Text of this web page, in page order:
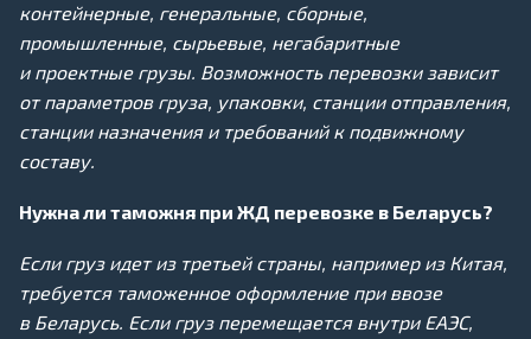
контейнерные, генеральные, сборные,
промышленные, сырьевые, негабаритные
и проектные грузы. Возможность перевозки зависит
от параметров груза, упаковки, станции отправления,
станции назначения и требований к подвижному
составу.
Нужна ли таможня при ЖД перевозке в Беларусь?
Если груз идет из третьей страны, например из Китая,
требуется таможенное оформление при ввозе
в Беларусь. Если груз перемещается внутри ЕАЭС,